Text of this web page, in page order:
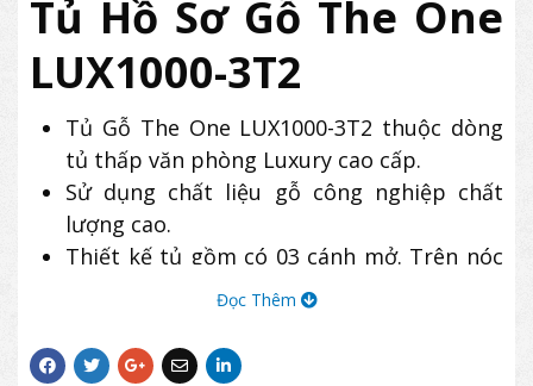
Tủ Hồ Sơ Gỗ The One
LUX1000-3T2
Tủ Gỗ The One LUX1000-3T2 thuộc dòng
tủ thấp văn phòng Luxury cao cấp.
Sử dụng chất liệu gỗ công nghiệp chất
lượng cao.
Thiết kế tủ gồm có 03 cánh mở. Trên nóc
tủ có khay để chậu cây hoặc các đồ vật
Đọc Thêm